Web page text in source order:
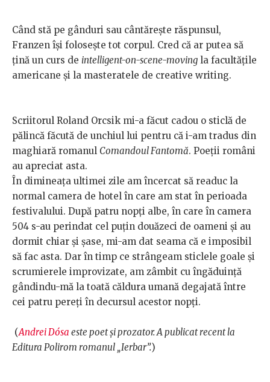
Când stă pe gânduri sau cântăreşte răspunsul,
Franzen îşi foloseşte tot corpul. Cred că ar putea să
ţină un curs de intelligent-on-scene-moving la facultăţile
americane şi la masteratele de creative writing.
Scriitorul Roland Orcsik mi-a făcut cadou o sticlă de
pălincă făcută de unchiul lui pentru că i-am tradus din
maghiară romanul Comandoul Fantomă. Poeţii români
au apreciat asta.
În dimineaţa ultimei zile am încercat să readuc la
normal camera de hotel în care am stat în perioada
festivalului. După patru nopţi albe, în care în camera
504 s-au perindat cel puţin douăzeci de oameni şi au
dormit chiar şi şase, mi-am dat seama că e imposibil
să fac asta. Dar în timp ce strângeam sticlele goale şi
scrumierele improvizate, am zâmbit cu îngăduinţă
gândindu-mă la toată căldura umană degajată între
cei patru pereţi în decursul acestor nopţi.
(Andrei Dósa este poet și prozator. A publicat recent la
Editura Polirom romanul „Ierbar”.)